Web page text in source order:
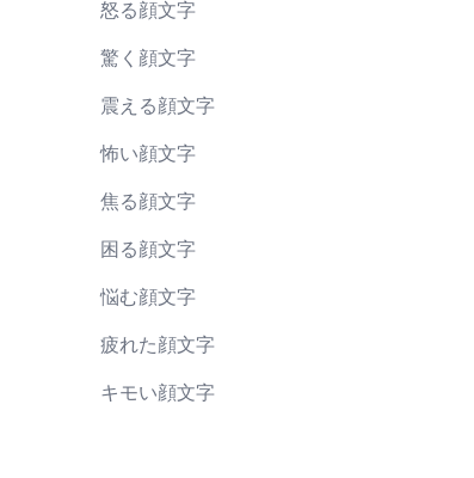
怒る顔文字
驚く顔文字
震える顔文字
怖い顔文字
焦る顔文字
困る顔文字
悩む顔文字
疲れた顔文字
キモい顔文字